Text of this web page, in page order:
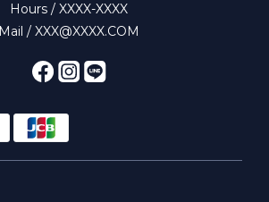
Hours / XXXX-XXXX
Mail / XXX@XXXX.COM